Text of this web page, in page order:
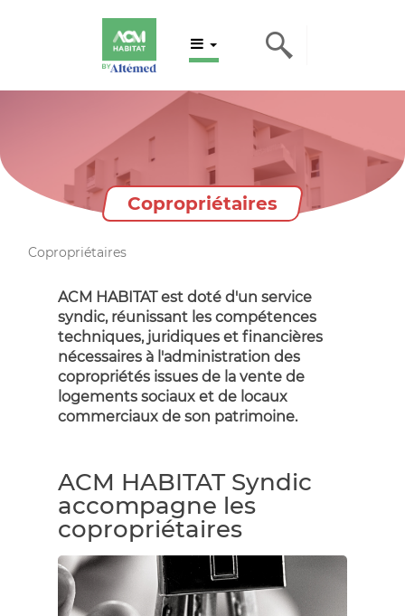
Copropriétaires
Copropriétaires
ACM HABITAT est doté d'un service
syndic, réunissant les compétences
techniques, juridiques et financières
nécessaires à l'administration des
copropriétés issues de la vente de
logements sociaux et de locaux
commerciaux de son patrimoine.
ACM HABITAT Syndic
accompagne les
copropriétaires